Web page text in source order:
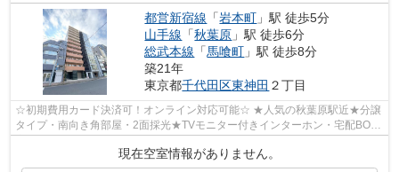
都営新宿線 「岩本町 」駅 徒歩5分
山手線 「秋葉原 」駅 徒歩6分
総武本線 「馬喰町 」駅 徒歩8分
築21年
東京都千代田区東神田 ２丁目
☆初期費用カード決済可！オンライン対応可能☆ ★人気の秋葉原駅近★分譲
タイプ・南向き角部屋・2面採光★TVモニター付きインターホン・宅配BOX
完備★防犯カメラ★24時間ゴミ出し可能★駐輪場...
現在空室情報がありません。